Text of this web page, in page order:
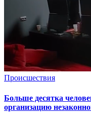
Происшествия
Больше десятка
организацию